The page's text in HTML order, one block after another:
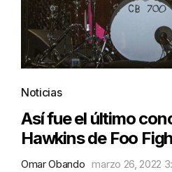
Noticias
Así fue el último
Hawkins de Foo
Omar Obando marzo 26, 2022